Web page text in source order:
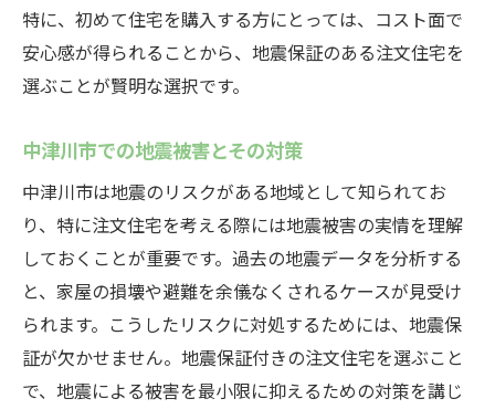
特に、初めて住宅を購入する方にとっては、コスト面で
安心感が得られることから、地震保証のある注文住宅を
選ぶことが賢明な選択です。
中津川市での地震被害とその対策
中津川市は地震のリスクがある地域として知られてお
り、特に注文住宅を考える際には地震被害の実情を理解
しておくことが重要です。過去の地震データを分析する
と、家屋の損壊や避難を余儀なくされるケースが見受け
られます。こうしたリスクに対処するためには、地震保
証が欠かせません。地震保証付きの注文住宅を選ぶこと
で、地震による被害を最小限に抑えるための対策を講じ